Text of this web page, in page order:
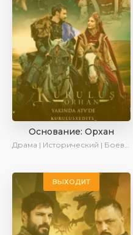
Основание: Орхан
Драма | Исторический | Боевик | Новинки | Сериалы 2025
ВЫХОДИТ